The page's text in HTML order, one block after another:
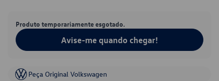
Produto temporariamente esgotado.
Avise-me quando chegar!
Peça Original Volkswagen